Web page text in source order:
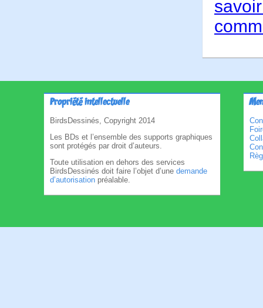
Propriété intellectuelle
BirdsDessinés, Copyright 2014
Les BDs et l’ensemble des supports graphiques
sont protégés par droit d’auteurs.
Toute utilisation en dehors des services
BirdsDessinés doit faire l’objet d’une demande
d’autorisation préalable.